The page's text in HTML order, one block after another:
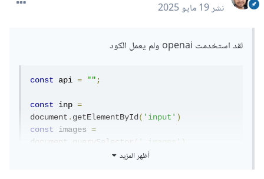
نشر19 مايو 2025
لقد استخدمت openai ولم يعمل الكود
const api = "";
const inp =
document.getElementById('input')
const
images =
document
querySelector ( '.images')
أظهر المزيد